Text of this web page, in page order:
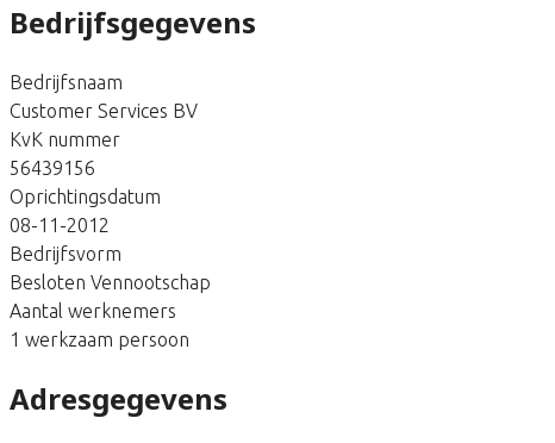
Bedrijfsgegevens
Bedrijfsnaam
Customer Services BV
KvK nummer
56439156
Oprichtingsdatum
08-11-2012
Bedrijfsvorm
Besloten Vennootschap
Aantal werknemers
1 werkzaam persoon
Adresgegevens